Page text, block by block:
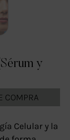
y
COMPRA
Celular y la